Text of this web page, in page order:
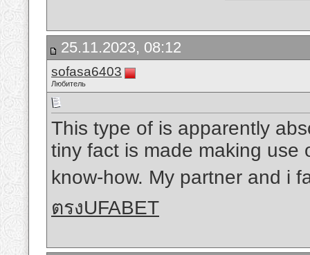
25.11.2023, 08:12
sofasa6403
Любитель
This type of is apparently
tiny fact is made making use
know-how. My partner and i
ตรงUFABET